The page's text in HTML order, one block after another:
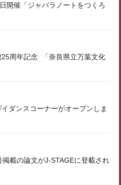
開催「ジャバラノートをつくろ
周年記念 「奈良県立万葉文化
イダンスコーナーがオープンしま
載の論文がJ-STAGEに登載され